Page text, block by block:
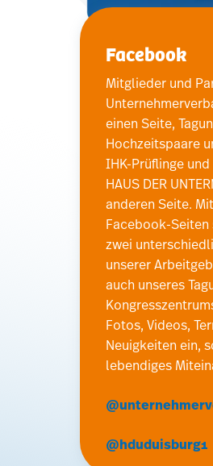
Facebook
Mitglieder und
einen Seite,
Hochzeitspaare
IHK-Prüflinge
HAUS DER
anderen Seite.
Facebook-
zwei
unserer
auch unseres
Fotos, Videos,
Neuigkeiten ein,
lebendiges
@hduduisburg1